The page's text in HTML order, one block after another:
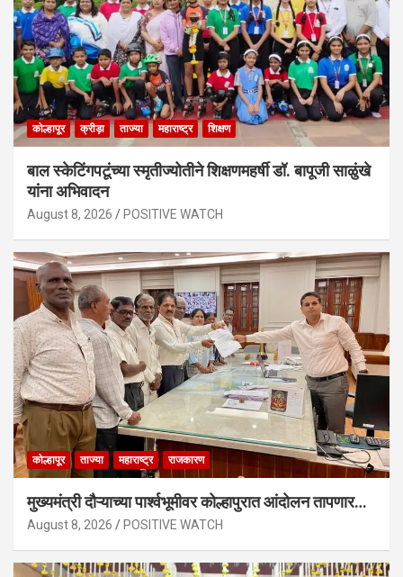
कोल्हापूर क्रीड़ा ताज्या महाराष्ट्र शिक्षण
बाल स्केटिंगपटूंच्या स्मृतीज्योतीने शिक्षणमहर्षी डॉ. बापूजी साळुंखे
यांना अभिवादन
August 8, 2026 POSITIVE WATCH
कोल्हापूर ताज्या महाराष्ट्र राजकारण
मुख्यमंत्री दौऱ्याच्या पार्श्वभूमीवर कोल्हापुरात आंदोलन तापणार…
August 8, 2026 POSITIVE WATCH